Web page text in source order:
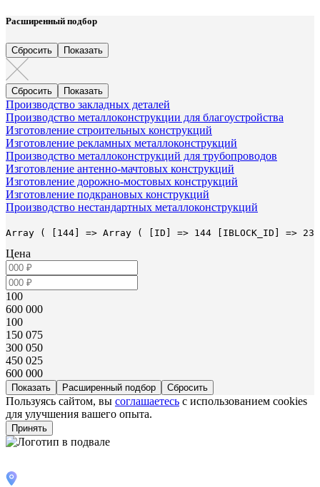
Расширенный подбор
Производство закладных деталей
Производство металлоконструкции для благоустройства
Изготовление строительных конструкций
Изготовление рекламных металлоконструкций
Производство металлоконструкций для трубопроводов
Изготовление антенно-мачтовых конструкций
Изготовление дорожно-мостовых конструкций
Изготовление подкрановых конструкций
Производство нестандартных металлоконструкций
Array ( [144] => Array ( [ID] => 144 [IBLOCK_ID] => 23
Цена
100
600 000
100
150 075
300 050
450 025
600 000
Расширенный подбор
Пользуясь сайтом, вы соглашаетесь с использованием cookies
для улучшения вашего опыта.
Принять